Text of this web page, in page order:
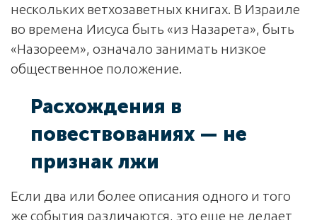
нескольких ветхозаветных книгах. В Израиле
во времена Иисуса быть «из Назарета», быть
«Назореем», означало занимать низкое
общественное положение.
Расхождения в
повествованиях — не
признак лжи
Если два или более описания одного и того
же события различаются, это еще не делает